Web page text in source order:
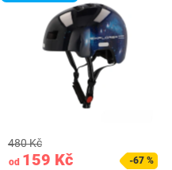
od 159 Kč
480 Kč
-67 %